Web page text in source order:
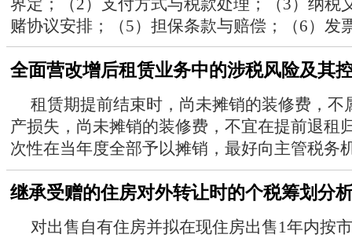
赌协议安排；（5）担保条款与赔偿；（6）发
全面营改增后租赁业务中的涉税风险及其
租赁期提前结束时，尚未摊销的装修费，
产损失，尚未摊销的装修费，不宜在提前退租
次性在当年度全部予以摊销，最好向主管税务
继承受赠的住房对外转让时的个税筹划分
对出售自有住房并拟在现住房出售1年内按